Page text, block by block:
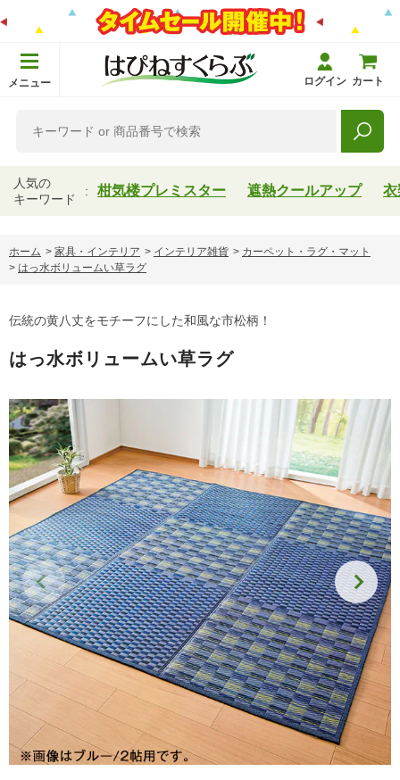
メニュー ログイン カート
人気の
キーワード
柑気楼プレミスター 遮熱クールアップ 衣
ホーム > 家具・インテリア > インテリア雑貨 > カーペット・ラグ・マット
> はっ水ボリュームい草ラグ
伝統の黄八丈をモチーフにした和風な市松柄！
はっ水ボリュームい草ラグ